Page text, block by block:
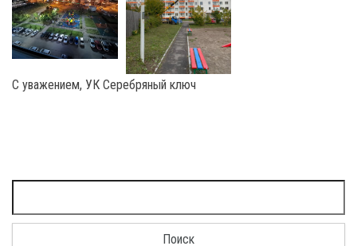
С уважением, УК Серебряный ключ